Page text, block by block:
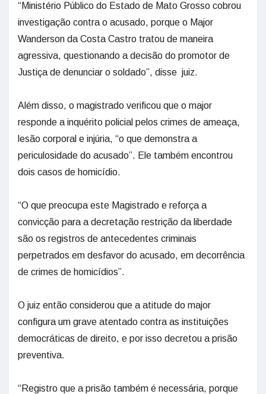
“Ministério Público do Estado de Mato Grosso cobrou
investigação contra o acusado, porque o Major
Wanderson da Costa Castro tratou de maneira
agressiva, questionando a decisão do promotor de
Justiça de denunciar o soldado”, disse juiz.
Além disso, o magistrado verificou que o major
responde a inquérito policial pelos crimes de ameaça,
lesão corporal e injúria, “o que demonstra a
periculosidade do acusado”. Ele também encontrou
dois casos de homicídio.
“O que preocupa este Magistrado e reforça a
convicção para a decretação restrição da liberdade
são os registros de antecedentes criminais
perpetrados em desfavor do acusado, em decorrência
de crimes de homicídios”.
O juiz então considerou que a atitude do major
configura um grave atentado contra as instituições
democráticas de direito, e por isso decretou a prisão
preventiva.
“Registro que a prisão também é necessária, porque